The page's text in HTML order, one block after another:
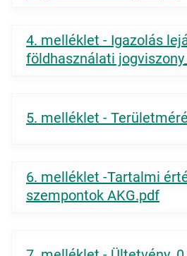
4. melléklet - Igazolás
földhasználati
5. melléklet -
6. melléklet -Tartalmi
szempontok AKG.pdf